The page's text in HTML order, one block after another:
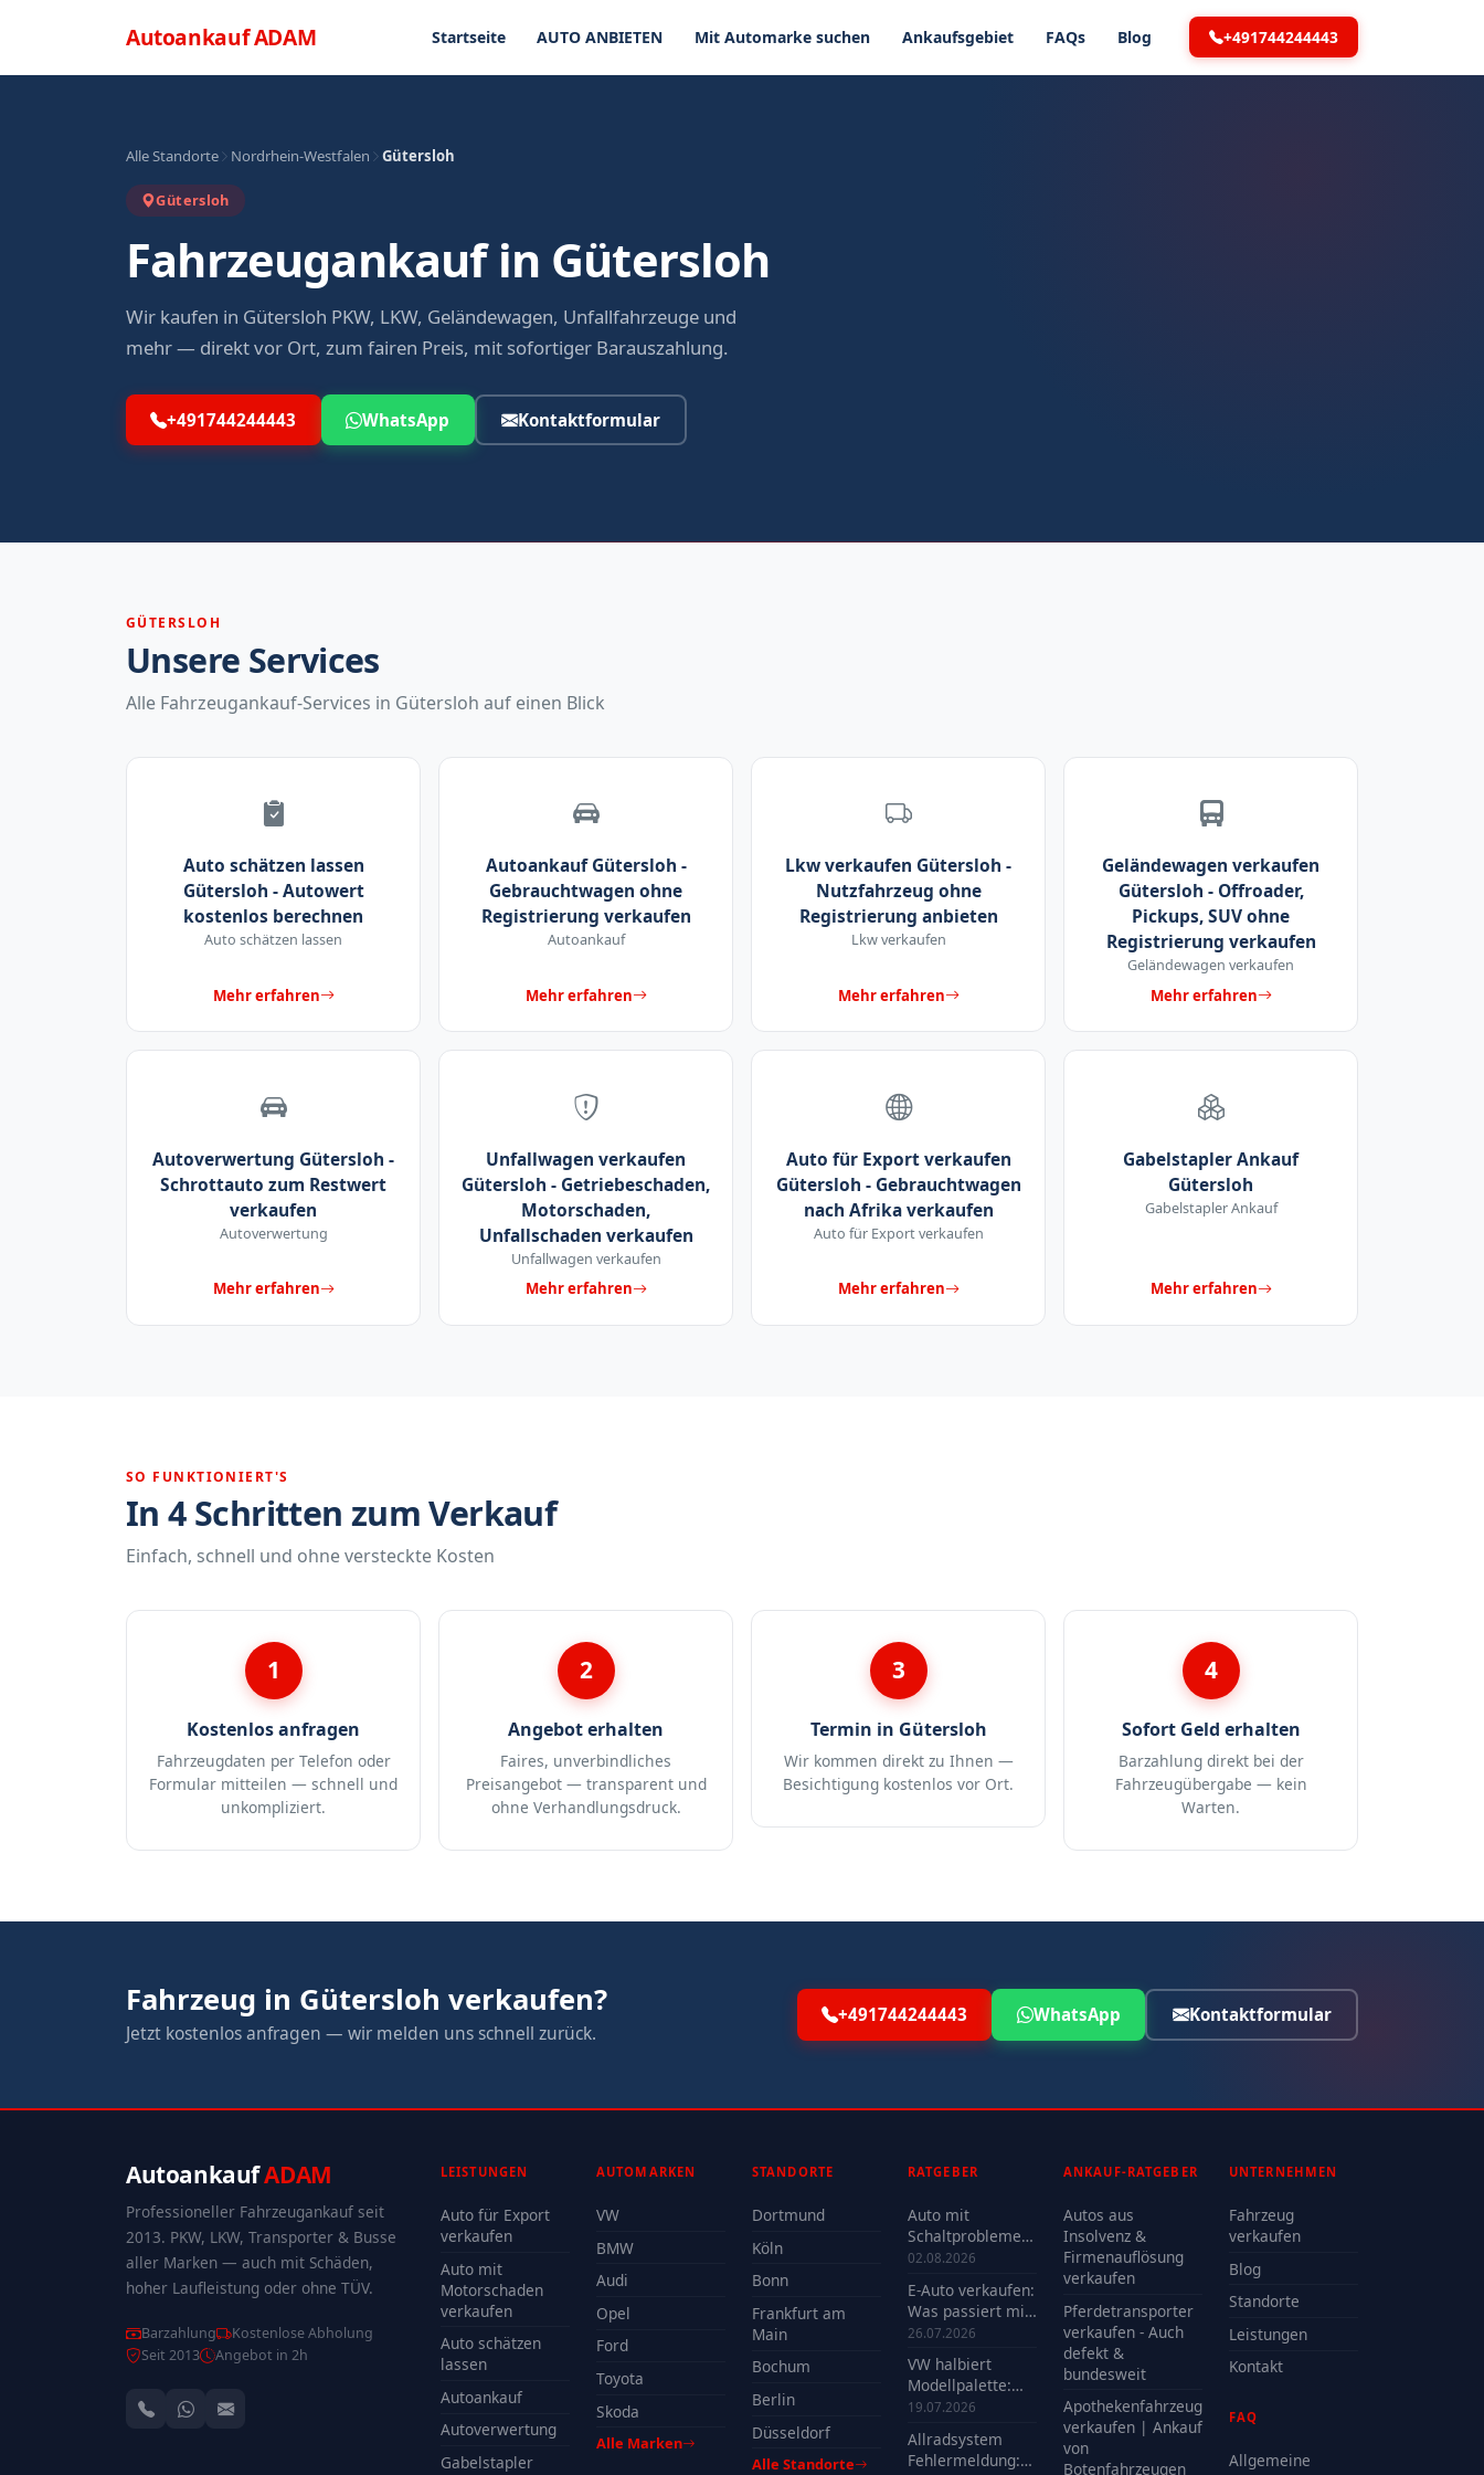
AutoankaufADAM Menü
Startseite AUTO ANBIETEN Mit Automarke suchen Ankaufsgebiet FAQs Blog +491744244443
Alle Standorte Nordrhein-Westfalen Gütersloh
Gütersloh
Fahrzeugankauf in Gütersloh
Wir kaufen in Gütersloh PKW, LKW, Geländewagen, Unfallfahrzeuge und
mehr — direkt vor Ort, zum fairen Preis, mit sofortiger Barauszahlung.
+491744244443 WhatsApp Kontaktformular
GÜTERSLOH
Unsere Services
Alle Fahrzeugankauf-Services in Gütersloh auf einen Blick
Auto schätzen lassen
Gütersloh - Autowert
kostenlos berechnen
Auto schätzen lassen
Mehr erfahren
Autoankauf Gütersloh -
Gebrauchtwagen ohne
Registrierung verkaufen
Autoankauf
Mehr erfahren
Lkw verkaufen Gütersloh -
Nutzfahrzeug ohne
Registrierung anbieten
Lkw verkaufen
Mehr erfahren
Geländewagen verkaufen
Gütersloh - Offroader,
Pickups, SUV ohne
Registrierung verkaufen
Geländewagen verkaufen
Mehr erfahren
Autoverwertung Gütersloh -
Schrottauto zum Restwert
verkaufen
Autoverwertung
Mehr erfahren
Unfallwagen verkaufen
Gütersloh - Getriebeschaden,
Motorschaden,
Unfallschaden verkaufen
Unfallwagen verkaufen
Mehr erfahren
Auto für Export verkaufen
Gütersloh - Gebrauchtwagen
nach Afrika verkaufen
Auto für Export verkaufen
Mehr erfahren
Gabelstapler Ankauf
Gütersloh
Gabelstapler Ankauf
Mehr erfahren
SO FUNKTIONIERT'S
In 4 Schritten zum Verkauf
Einfach, schnell und ohne versteckte Kosten
1
Kostenlos anfragen
Fahrzeugdaten per Telefon oder
Formular mitteilen — schnell und
unkompliziert.
2
Angebot erhalten
Faires, unverbindliches
Preisangebot — transparent und
ohne Verhandlungsdruck.
3
Termin in Gütersloh
Wir kommen direkt zu Ihnen —
Besichtigung kostenlos vor Ort.
4
Sofort Geld erhalten
Barzahlung direkt bei der
Fahrzeugübergabe — kein
Warten.
Fahrzeug in Gütersloh verkaufen?
Jetzt kostenlos anfragen — wir melden uns schnell zurück.
+491744244443 WhatsApp Kontaktformular
AutoankaufADAM
Professioneller Fahrzeugankauf seit
2013. PKW, LKW, Transporter & Busse
aller Marken — auch mit Schäden,
hoher Laufleistung oder ohne TÜV.
Barzahlung
Kostenlose Abholung
Seit 2013
Angebot in 2h
LEISTUNGEN
Auto für Export
verkaufen
Auto mit
Motorschaden
verkaufen
Auto schätzen
lassen
Autoankauf
Autoverwertung
Gabelstapler
AUTOMARKEN
VW
BMW
Audi
Opel
Ford
Toyota
Skoda
Alle Marken
STANDORTE
Dortmund
Köln
Bonn
Frankfurt am
Main
Bochum
Berlin
Düsseldorf
Alle Standorte
RATGEBER
Auto mit
Schaltproblemen
verkaufen -
Verkauf?
02.08.2026
E-Auto verkaufen:
Was passiert mit
der Batterie?
26.07.2026
VW halbiert
Modellpalette:
Welche Modelle
19.07.2026
Allradsystem
Fehlermeldung:
ANKAUF-RATGEBER
Autos aus
Insolvenz &
Firmenauflösung
verkaufen
Pferdetransporter
verkaufen - Auch
defekt &
bundesweit
Apothekenfahrzeug
verkaufen | Ankauf
von
Botenfahrzeugen
UNTERNEHMEN
Fahrzeug
verkaufen
Blog
Standorte
Leistungen
Kontakt
FAQ
Allgemeine